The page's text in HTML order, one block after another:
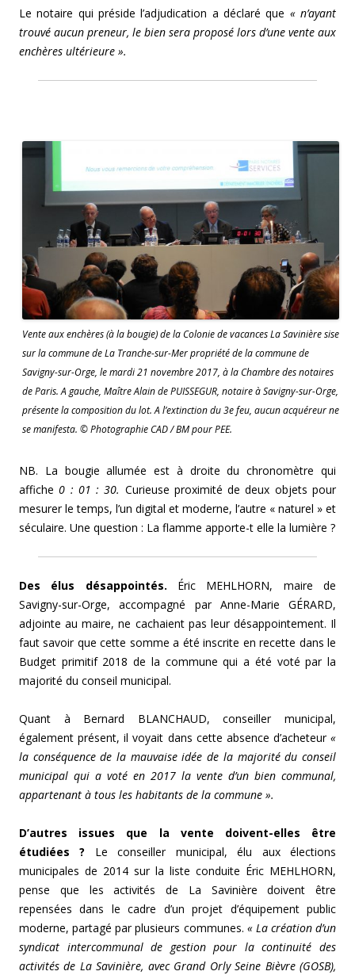
Le notaire qui préside l’adjudication a déclaré que « n’ayant
trouvé aucun preneur, le bien sera proposé lors d’une vente aux
enchères ultérieure ».
Vente aux enchères (à la bougie) de la Colonie de vacances La Savinière sise
sur la commune de La Tranche-sur-Mer propriété de la commune de
Savigny-sur-Orge, le mardi 21 novembre 2017, à la Chambre des notaires
de Paris. A gauche, Maître Alain de PUISSEGUR, notaire à Savigny-sur-Orge,
présente la composition du lot. A l’extinction du 3e feu, aucun acquéreur ne
se manifesta. © Photographie CAD / BM pour PEE.
NB. La bougie allumée est à droite du chronomètre qui
affiche0 : 01 : 30. Curieuse proximité de deux objets pour
mesurer le temps, l’un digital et moderne, l’autre « naturel » et
séculaire. Une question : La flamme apporte-t elle la lumière ?
Des élus désappointés. Éric MEHLHORN, maire de
Savigny-sur-Orge, accompagné par Anne-Marie GÉRARD,
adjointe au maire, ne cachaient pas leur désappointement. Il
faut savoir que cette somme a été inscrite en recette dans le
Budget primitif 2018 de la commune qui a été voté par la
majorité du conseil municipal.
Quant à Bernard BLANCHAUD, conseiller municipal,
également présent, il voyait dans cette absence d’acheteur «
la conséquence de la mauvaise idée de la majorité du conseil
municipal qui a voté en 2017 la vente d’un bien communal,
appartenant à tous les habitants de la commune ».
D’autres issues que la vente doivent-elles être
étudiées ? Le conseiller municipal, élu aux élections
municipales de 2014 sur la liste conduite Éric MEHLHORN,
pense que les activités de La Savinière doivent être
repensées dans le cadre d’un projet d’équipement public
moderne, partagé par plusieurs communes. « La création d’un
syndicat intercommunal de gestion pour la continuité des
activités de La Savinière, avec Grand Orly Seine Bièvre (GOSB),